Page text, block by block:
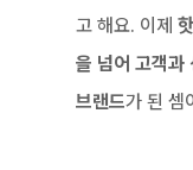
고 해요. 이제
을 넘어 고객과
브랜드가 된 셈